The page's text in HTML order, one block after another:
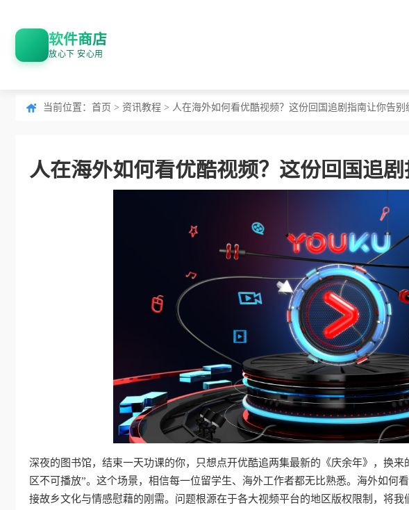
软件商店
放心下 安心用
当前位置： 首页 > 资讯教程 > 人在海外如何看优酷视频？这份回国追剧指南让你告别
人在海外如何看优酷视频？这份回国追
深夜的图书馆，结束一天功课的你，只想点开优酷追两集最新的《庆余年》，换
区不可播放”。这个场景，相信每一位留学生、海外工作者都无比熟悉。海外如何
接故乡文化与情感慰藉的刚需。问题根源在于各大视频平台的地区版权限制，将